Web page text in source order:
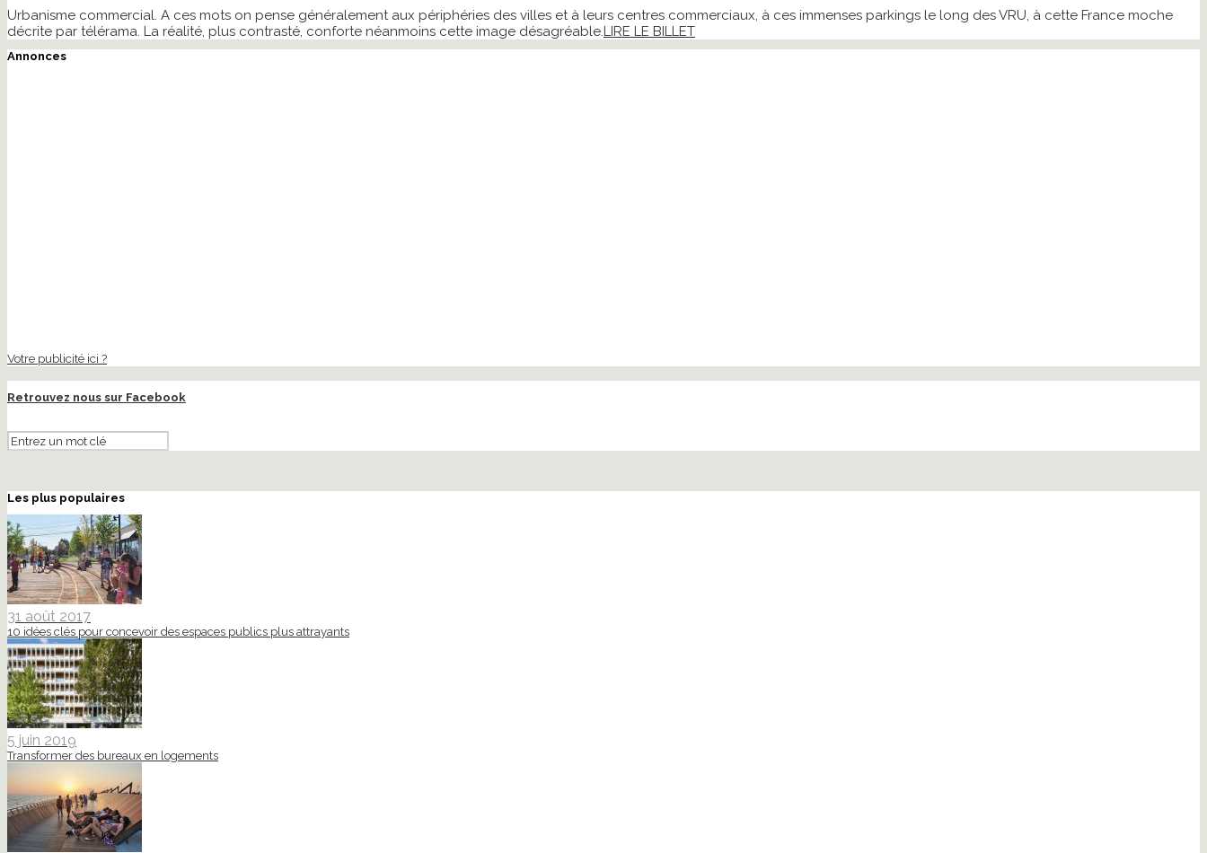
Urbanisme commercial. A ces mots on pense généralement aux périphéries des villes et à leurs centres commerciaux, à ces immenses parkings le long des VRU, à cette France moche
décrite par télérama. La réalité, plus contrasté, conforte néanmoins cette image désagréable.LIRE LE BILLET
Annonces
Votre publicité ici ?
Retrouvez nous sur Facebook
Les plus populaires
31 août 2017
10 idées clés pour concevoir des espaces publics plus attrayants
5 juin 2019
Transformer des bureaux en logements